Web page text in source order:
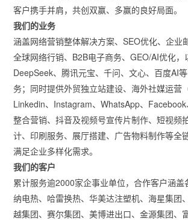
客户携手并肩，共创双赢、多赢的良好局面。
我们的业务
涵盖网络营销整体解决方案、SEO优化、企业
全球网络行销、B2B电子商务、GEO/AI优化，
DeepSeek、腾讯元宝、千问、文心、百度AI
务；同时提供外贸独立站建设、海外社媒运营
Linkedin、Instagram、WhatsApp、
整合营销、抖音及视频号宣传片制作、短视频
计、印刷服务、展厅搭建、广告物料制作等全
满足企业多样化需求。
我们的客户
累计服务逾2000家企事业单位，合作客户涵盖
纳电热、哈雷换热、华美达注塑机、海星集团
越集团、赛尔集团、美博进出口、金源集团、